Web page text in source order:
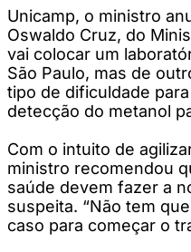
Unicamp, o ministro
Oswaldo Cruz, do
vai colocar um
São Paulo, mas de
tipo de dificuldade
detecção do metanol
Com o intuito de
ministro recomendou
saúde devem fazer a
suspeita. “Não tem
caso para começar o